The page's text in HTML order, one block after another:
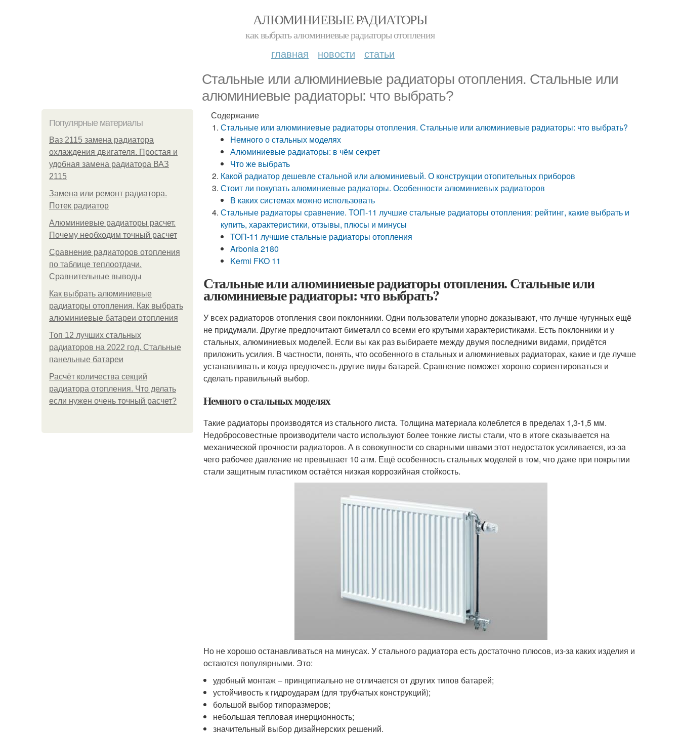
АЛЮМИНИЕВЫЕ РАДИАТОРЫ
как выбрать алюминиевые радиаторы отопления
главная новости статьи
Стальные или алюминиевые радиаторы отопления. Стальные или
алюминиевые радиаторы: что выбрать?
Популярные материалы
Ваз 2115 замена радиатора
охлаждения двигателя. Простая и
удобная замена радиатора ВАЗ
2115
Замена или ремонт радиатора.
Потек радиатор
Алюминиевые радиаторы расчет.
Почему необходим точный расчет
Сравнение радиаторов отопления
по таблице теплоотдачи.
Сравнительные выводы
Как выбрать алюминиевые
радиаторы отопления. Как выбрать
алюминиевые батареи отопления
Топ 12 лучших стальных
радиаторов на 2022 год. Стальные
панельные батареи
Расчёт количества секций
радиатора отопления. Что делать
если нужен очень точный расчет?
Содержание
Стальные или алюминиевые радиаторы отопления. Стальные или алюминиевые радиаторы: что выбрать?
Немного о стальных моделях
Алюминиевые радиаторы: в чём секрет
Что же выбрать
Какой радиатор дешевле стальной или алюминиевый. О конструкции отопительных приборов
Стоит ли покупать алюминиевые радиаторы. Особенности алюминиевых радиаторов
В каких системах можно использовать
Стальные радиаторы сравнение. ТОП-11 лучшие стальные радиаторы отопления: рейтинг, какие выбрать и
купить, характеристики, отзывы, плюсы и минусы
ТОП-11 лучшие стальные радиаторы отопления
Arbonia 2180
Kermi FKO 11
Стальные или алюминиевые радиаторы отопления. Стальные или
алюминиевые радиаторы: что выбрать?
У всех радиаторов отопления свои поклонники. Одни пользователи упорно доказывают, что лучше чугунных ещё
не придумали. Другие предпочитают биметалл со всеми его крутыми характеристиками. Есть поклонники и у
стальных, алюминиевых моделей. Если вы как раз выбираете между двумя последними видами, придётся
приложить усилия. В частности, понять, что особенного в стальных и алюминиевых радиаторах, какие и где лучше
устанавливать и когда предпочесть другие виды батарей. Сравнение поможет хорошо сориентироваться и
сделать правильный выбор.
Немного о стальных моделях
Такие радиаторы производятся из стального листа. Толщина материала колеблется в пределах 1,3-1,5 мм.
Недобросовестные производители часто используют более тонкие листы стали, что в итоге сказывается на
механической прочности радиаторов. А в совокупности со сварными швами этот недостаток усиливается, из-за
чего рабочее давление не превышает 10 атм. Ещё особенность стальных моделей в том, что даже при покрытии
стали защитным пластиком остаётся низкая коррозийная стойкость.
Но не хорошо останавливаться на минусах. У стального радиатора есть достаточно плюсов, из-за каких изделия и
остаются популярными. Это:
удобный монтаж – принципиально не отличается от других типов батарей;
устойчивость к гидроударам (для трубчатых конструкций);
большой выбор типоразмеров;
небольшая тепловая инерционность;
значительный выбор дизайнерских решений.